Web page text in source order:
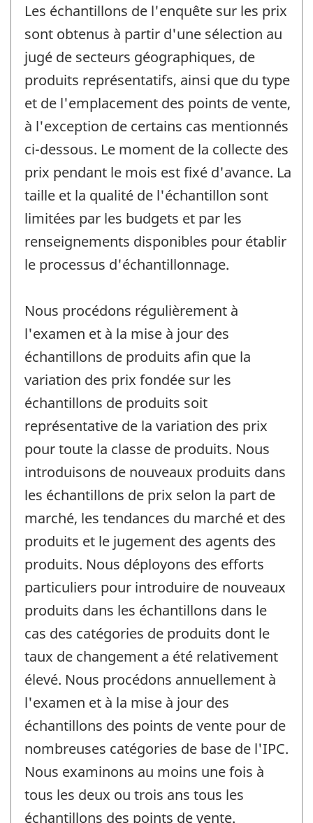
Les échantillons de l'enquête sur les prix
sont obtenus à partir d'une sélection au
jugé de secteurs géographiques, de
produits représentatifs, ainsi que du type
et de l'emplacement des points de vente,
à l'exception de certains cas mentionnés
ci-dessous. Le moment de la collecte des
prix pendant le mois est fixé d'avance. La
taille et la qualité de l'échantillon sont
limitées par les budgets et par les
renseignements disponibles pour établir
le processus d'échantillonnage.
Nous procédons régulièrement à
l'examen et à la mise à jour des
échantillons de produits afin que la
variation des prix fondée sur les
échantillons de produits soit
représentative de la variation des prix
pour toute la classe de produits. Nous
introduisons de nouveaux produits dans
les échantillons de prix selon la part de
marché, les tendances du marché et des
produits et le jugement des agents des
produits. Nous déployons des efforts
particuliers pour introduire de nouveaux
produits dans les échantillons dans le
cas des catégories de produits dont le
taux de changement a été relativement
élevé. Nous procédons annuellement à
l'examen et à la mise à jour des
échantillons des points de vente pour de
nombreuses catégories de base de l'IPC.
Nous examinons au moins une fois à
tous les deux ou trois ans tous les
échantillons des points de vente.